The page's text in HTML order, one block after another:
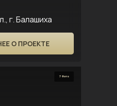
г. Балашиха
О ПРОЕКТЕ
7 Фото